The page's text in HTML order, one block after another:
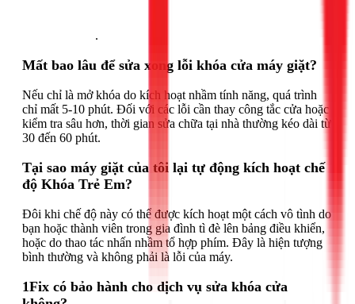
.
Mất bao lâu để sửa xong lỗi khóa cửa máy giặt?
Nếu chỉ là mở khóa do kích hoạt nhầm tính năng, quá trình
chỉ mất 5-10 phút. Đối với các lỗi cần thay công tắc cửa hoặc
kiểm tra sâu hơn, thời gian sửa chữa tại nhà thường kéo dài từ
30 đến 60 phút.
Tại sao máy giặt của tôi lại tự động kích hoạt chế
độ Khóa Trẻ Em?
Đôi khi chế độ này có thể được kích hoạt một cách vô tình do
bạn hoặc thành viên trong gia đình tì đè lên bảng điều khiển,
hoặc do thao tác nhấn nhầm tổ hợp phím. Đây là hiện tượng
bình thường và không phải là lỗi của máy.
1Fix có bảo hành cho dịch vụ sửa khóa cửa